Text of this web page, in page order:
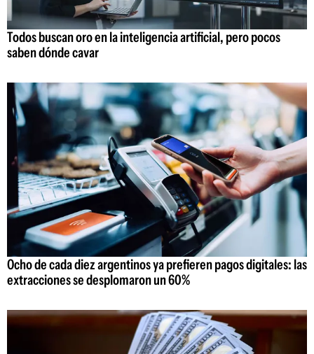
Todos buscan oro en la inteligencia artificial, pero pocos
saben dónde cavar
Ocho de cada diez argentinos ya prefieren pagos digitales: las
extracciones se desplomaron un 60%